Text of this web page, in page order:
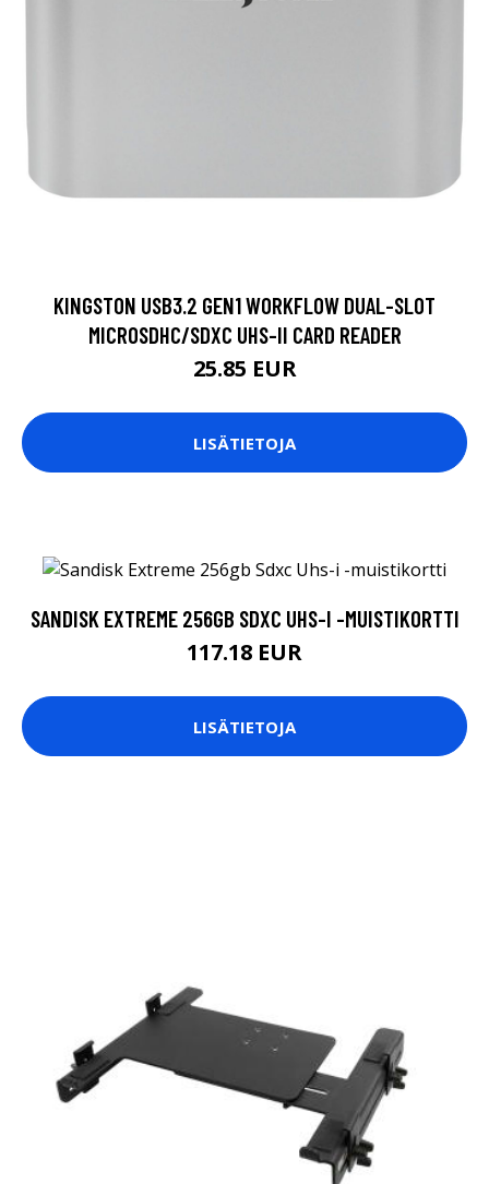
KINGSTON USB3.2 GEN1 WORKFLOW DUAL-SLOT
MICROSDHC/SDXC UHS-II CARD READER
25.85 EUR
LISÄTIETOJA
SANDISK EXTREME 256GB SDXC UHS-I -MUISTIKORTTI
117.18 EUR
LISÄTIETOJA